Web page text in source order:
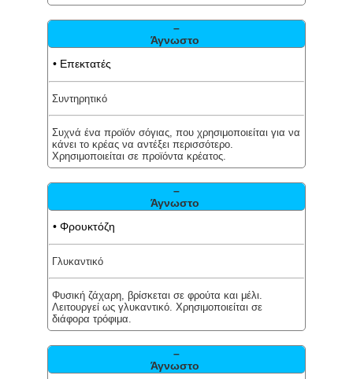
–
Άγνωστο
• Επεκτατές
Συντηρητικό
Συχνά ένα προϊόν σόγιας, που χρησιμοποιείται για να
κάνει το κρέας να αντέξει περισσότερο.
Χρησιμοποιείται σε προϊόντα κρέατος.
–
Άγνωστο
• Φρουκτόζη
Γλυκαντικό
Φυσική ζάχαρη, βρίσκεται σε φρούτα και μέλι.
Λειτουργεί ως γλυκαντικό. Χρησιμοποιείται σε
διάφορα τρόφιμα.
–
Άγνωστο